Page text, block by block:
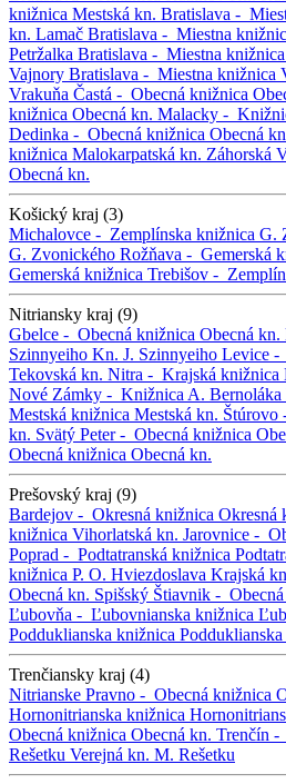
knižnica Mestská kn. Bratislava -
kn. Lamač Bratislava - Miestna
Petržalka Bratislava - Miestna
Vajnory Bratislava - Miestna knižnica
Vrakuňa Častá - Obecná knižnica
knižnica Obecná kn. Malacky -
Dedinka - Obecná knižnica Obecná
knižnica Malokarpatská kn. Záhorská
Obecná kn.
Košický kraj (3)
Michalovce - Zemplínska knižnica G.
G. Zvonického Rožňava - Gemerská
Gemerská knižnica Trebišov -
Nitriansky kraj (9)
Gbelce - Obecná knižnica Obecná kn.
Szinnyeiho Kn. J. Szinnyeiho Levice -
Tekovská kn. Nitra - Krajská
Nové Zámky - Knižnica A. Bernoláka
Mestská knižnica Mestská kn. Štúrovo
kn. Svätý Peter - Obecná knižnica
Obecná knižnica Obecná kn.
Prešovský kraj (9)
Bardejov - Okresná knižnica Okresná
knižnica Vihorlatská kn. Jarovnice -
Poprad - Podtatranská knižnica
knižnica P. O. Hviezdoslava Krajská
Obecná kn. Spišský Štiavnik -
Ľubovňa - Ľubovnianska knižnica
Podduklianska knižnica Podduklianska
Trenčiansky kraj (4)
Nitrianske Pravno - Obecná knižnica
Hornonitrianska knižnica
Obecná knižnica Obecná kn. Trenčín -
Rešetku Verejná kn. M. Rešetku